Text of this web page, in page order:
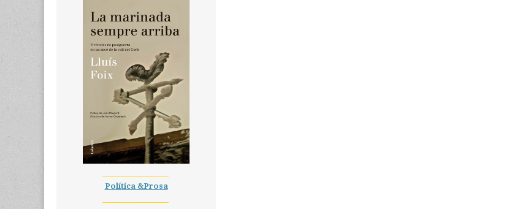
Política &Prosa